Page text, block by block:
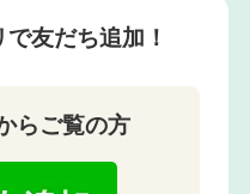
友だち追加！
らご覧の方